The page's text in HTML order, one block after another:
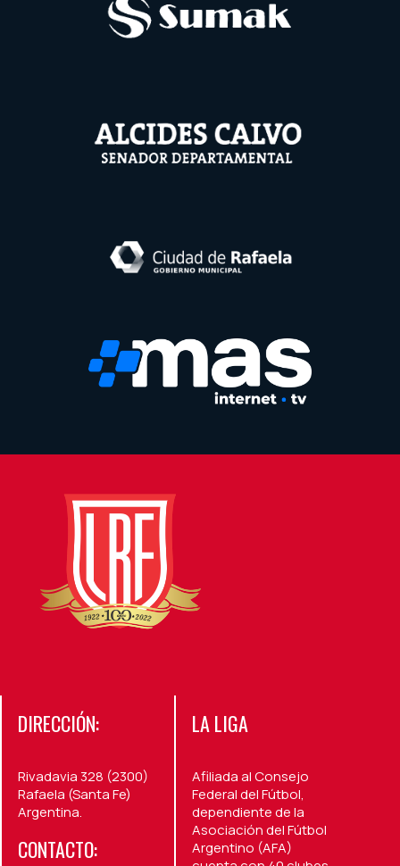
DIRECCIÓN:
Rivadavia 328 (2300)
Rafaela (Santa Fe)
Argentina.
CONTACTO:
LA LIGA
Afiliada al Consejo
Federal del Fútbol,
dependiente de la
Asociación del Fútbol
Argentino (AFA)